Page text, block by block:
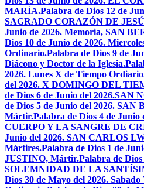
MARÍA.Palabra de Dios 12 de
SAGRADO CORAZÓN DE
Junio de 2026. Memoria, SAN
Dios 10 de Junio de 2026.
Ordinario.Palabra de Dios 9 de
Diácono y Doctor de la Iglesia.
2026. Lunes X de Tiempo
del 2026. X DOMINGO DEL
de Dios 6 de Junio del 2026.SAN
de Dios 5 de Junio del 2026. SAN
Mártir.Palabra de Dios 4 de Junio
CUERPO Y LA SANGRE DE
Junio del 2026. SAN CARLOS
Mártires.Palabra de Dios 1 de
JUSTINO, Mártir.Palabra de
SOLEMNIDAD DE LA
Dios 30 de Mayo del 2026.